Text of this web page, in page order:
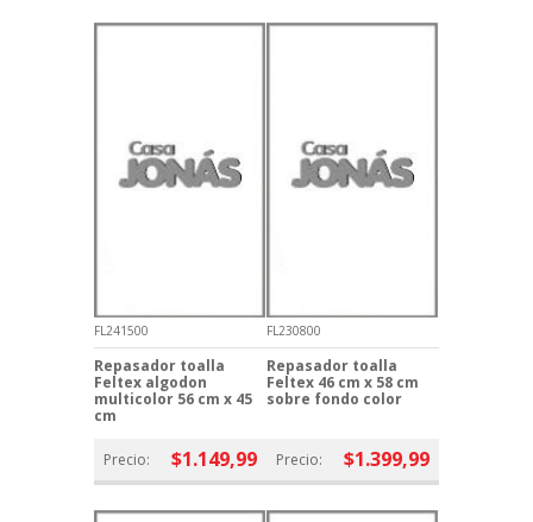
FL241500
Repasador toalla
Feltex algodon
multicolor 56 cm x 45
cm
Precio: $1.149,99
FL230800
Repasador toalla
Feltex 46 cm x 58 cm
sobre fondo color
Precio: $1.399,99